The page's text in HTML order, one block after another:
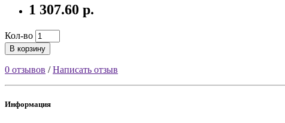
1 307.60 р.
Кол-во
В корзину
0 отзывов /Написать отзыв
Информация